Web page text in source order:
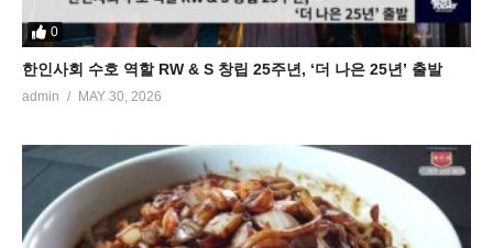
0
한인사회 수호 역할 RW & S 창립 25주년, ‘더 나은 25년’ 출발
admin MAY 30, 2026